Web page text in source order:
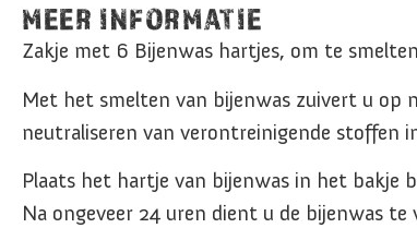
MEER INFORMATIE
Zakje met 6 Bijenwas hartjes, om te
Met het smelten van bijenwas zuivert u op
neutraliseren van verontreinigende stoffen
Plaats het hartje van bijenwas in het bakje
Na ongeveer 24 uren dient u de bijenwas